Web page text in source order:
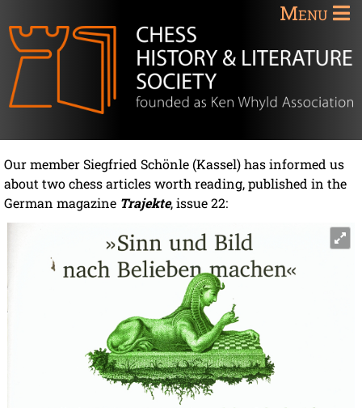
Menu
Our member Siegfried Schönle (Kassel) has informed us
about two chess articles worth reading, published in the
German magazine Trajekte, issue 22: